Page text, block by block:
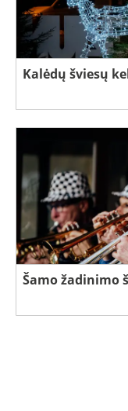
Kalėdų šviesų
Šamo žadinimo